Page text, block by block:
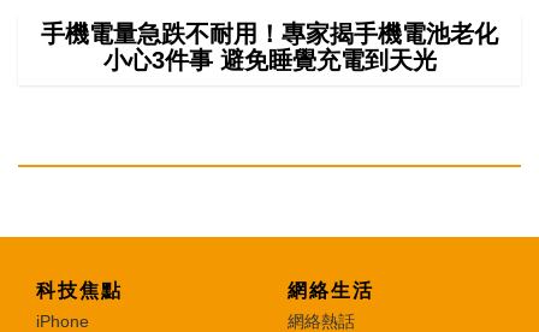
手機電量急跌不耐用！專家揭手機電池老化
小心3件事 避免睡覺充電到天光
科技焦點
iPhone
網絡生活
網絡熱話